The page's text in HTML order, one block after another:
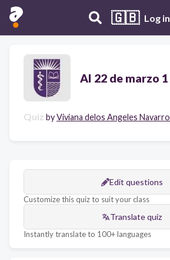
🇬🇧 Log in
AI 22 de marzo 1
Quiz byViviana delos Angeles Navarro
Edit questions
Customize this quiz to suit your class
Translate quiz
Instantly translate to 100+ languages